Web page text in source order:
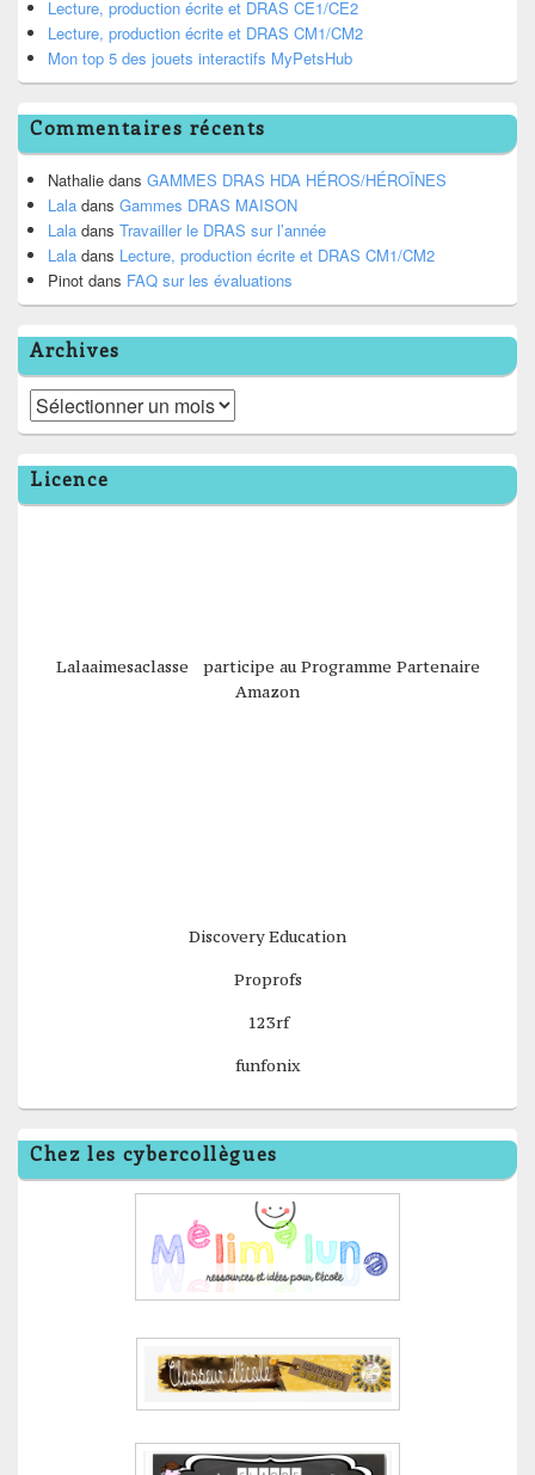
Lecture, production écrite et DRAS CE1/CE2
Lecture, production écrite et DRAS CM1/CM2
Mon top 5 des jouets interactifs MyPetsHub
Commentaires récents
Nathalie dans GAMMES DRAS HDA HÉROS/HÉROÏNES
Lala dans Gammes DRAS MAISON
Lala dans Travailler le DRAS sur l’année
Lala dans Lecture, production écrite et DRAS CM1/CM2
Pinot dans FAQ sur les évaluations
Archives
Archives
Licence
Lalaaimesaclasse participe au Programme Partenaire
Amazon
Discovery Education
Proprofs
123rf
funfonix
Chez les cybercollègues